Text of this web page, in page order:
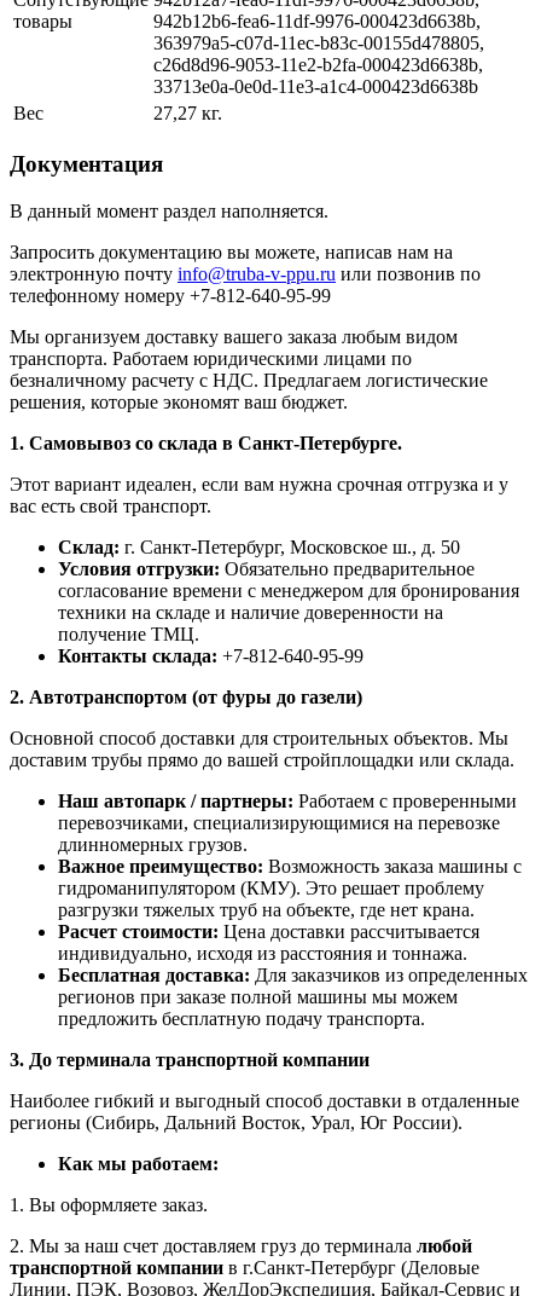
товары
942b12b6-fea6-11df-9976-000423d6638b,
363979a5-c07d-11ec-b83c-00155d478805,
c26d8d96-9053-11e2-b2fa-000423d6638b,
33713e0a-0e0d-11e3-a1c4-000423d6638b
Вес
27,27 кг.
Документация
В данный момент раздел наполняется.
Запросить документацию вы можете, написав нам на
электронную почту info@truba-v-ppu.ru или позвонив по
телефонному номеру +7-812-640-95-99
Мы организуем доставку вашего заказа любым видом
транспорта. Работаем юридическими лицами по
безналичному расчету с НДС. Предлагаем логистические
решения, которые экономят ваш бюджет.
1. Самовывоз со склада в Санкт-Петербурге.
Этот вариант идеален, если вам нужна срочная отгрузка и у
вас есть свой транспорт.
Склад: г. Санкт-Петербург, Московское ш., д. 50
Условия отгрузки: Обязательно предварительное
согласование времени с менеджером для бронирования
техники на складе и наличие доверенности на
получение ТМЦ.
Контакты склада: +7-812-640-95-99
2. Автотранспортом (от фуры до газели)
Основной способ доставки для строительных объектов. Мы
доставим трубы прямо до вашей стройплощадки или склада.
Наш автопарк / партнеры: Работаем с проверенными
перевозчиками, специализирующимися на перевозке
длинномерных грузов.
Важное преимущество: Возможность заказа машины с
гидроманипулятором (КМУ). Это решает проблему
разгрузки тяжелых труб на объекте, где нет крана.
Расчет стоимости: Цена доставки рассчитывается
индивидуально, исходя из расстояния и тоннажа.
Бесплатная доставка: Для заказчиков из определенных
регионов при заказе полной машины мы можем
предложить бесплатную подачу транспорта.
3. До терминала транспортной компании
Наиболее гибкий и выгодный способ доставки в отдаленные
регионы (Сибирь, Дальний Восток, Урал, Юг России).
Как мы работаем:
1. Вы оформляете заказ.
2. Мы за наш счет доставляем груз до терминала любой
транспортной компании в г.Санкт-Петербург (Деловые
Линии, ПЭК, Возовоз, ЖелДорЭкспедиция, Байкал-Сервис и